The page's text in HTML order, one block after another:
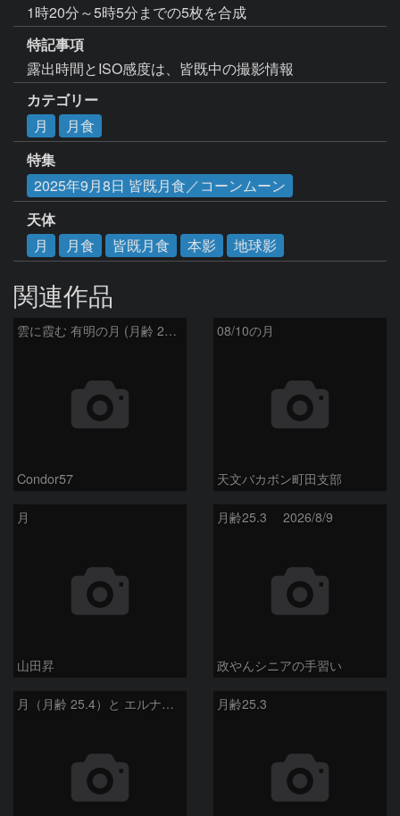
1時20分～5時5分までの5枚を合成
特記事項
露出時間とISO感度は、皆既中の撮影情報
カテゴリー
月
月食
特集
2025年9月8日 皆既月食／コーンムーン
天体
月
月食 皆既月食 本影 地球影
関連作品
雲に霞む 有明の月 (月齢 26.4)
Condor57
08/10の月
天文バカボン町田支部
月
山田昇
月齢25.3 2026/8/9
政やんシニアの手習い
月（月齢 25.4）と エルナト（おうし座β星） 月齢25.3